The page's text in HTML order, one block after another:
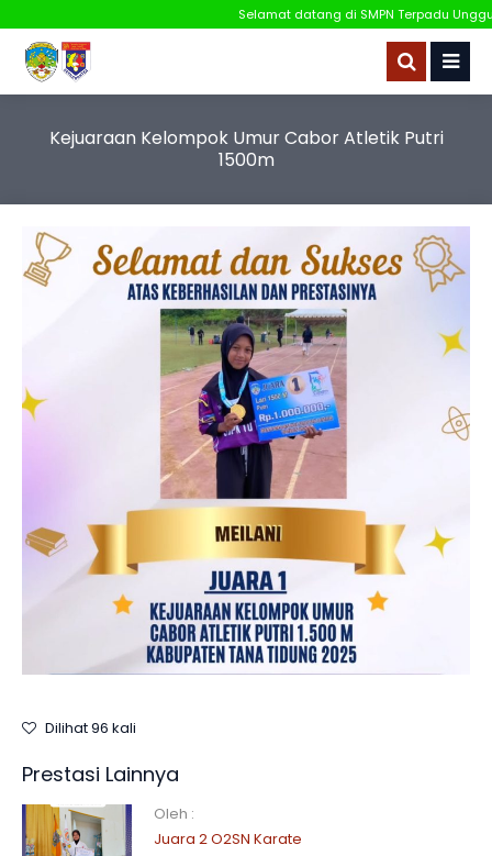
Selamat datang di SMPN Terpadu
Kejuaraan Kelompok Umur Cabor Atletik Putri
1500m
Dilihat 96 kali
Prestasi Lainnya
Oleh :
Juara 2 O2SN Karate